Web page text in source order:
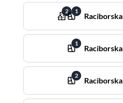
2 1
Raciborska
1
Raciborska
2
Raciborska